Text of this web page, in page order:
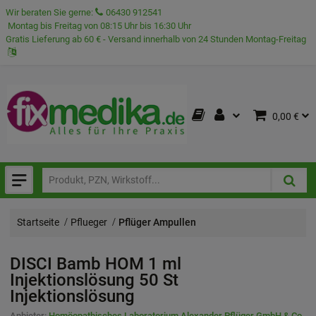
Wir beraten Sie gerne:
06430 912541
Montag bis Freitag von 08:15 Uhr bis 16:30 Uhr
Gratis Lieferung ab 60 € - Versand innerhalb von 24 Stunden Montag-Freitag
0,00 €
Startseite Pflueger Pflüger Ampullen
DISCI Bamb HOM 1 ml
Injektionslösung 50 St
Injektionslösung